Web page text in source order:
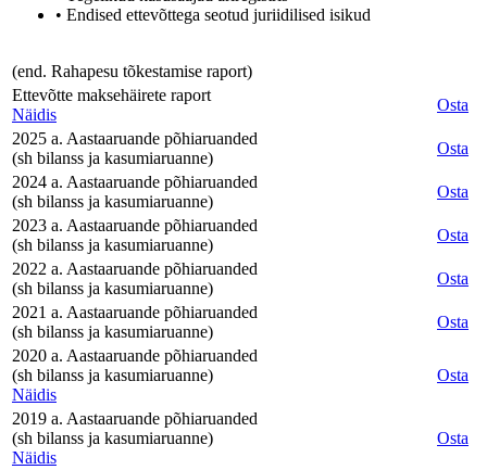
• Endised ettevõttega seotud juriidilised isikud
(end. Rahapesu tõkestamise raport)
Ettevõtte maksehäirete raport
Näidis
Osta
2025 a. Aastaaruande põhiaruanded
(sh bilanss ja kasumiaruanne)
Osta
2024 a. Aastaaruande põhiaruanded
(sh bilanss ja kasumiaruanne)
Osta
2023 a. Aastaaruande põhiaruanded
(sh bilanss ja kasumiaruanne)
Osta
2022 a. Aastaaruande põhiaruanded
(sh bilanss ja kasumiaruanne)
Osta
2021 a. Aastaaruande põhiaruanded
(sh bilanss ja kasumiaruanne)
Osta
2020 a. Aastaaruande põhiaruanded
(sh bilanss ja kasumiaruanne)
Näidis
Osta
2019 a. Aastaaruande põhiaruanded
(sh bilanss ja kasumiaruanne)
Näidis
Osta